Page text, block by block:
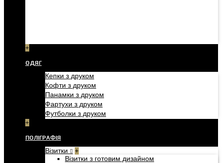
+
ОДЯГ
Кепки з друком
Кофти з друком
Панамки з друком
Фартухи з друком
Футболки з друком
+
ПОЛІГРАФІЯ
Візитки +
Візитки з готовим дизайном